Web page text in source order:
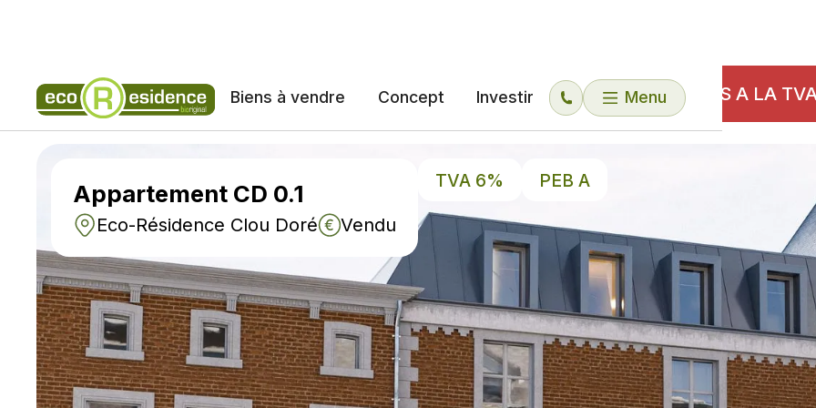
Biens à vendre Concept Investir Menu
NOS ECO-RESIDENCES SONT ELIGIBLES A LA
Appartement CD 0.1
Eco-Résidence Clou Doré Vendu
TVA 6% PEB A